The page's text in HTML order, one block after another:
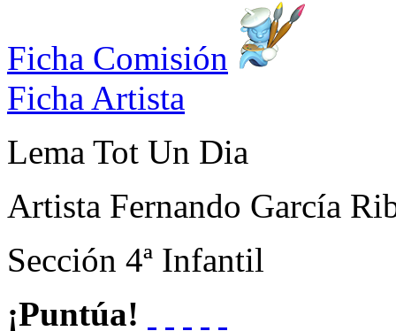
Ficha Comisión
Ficha Artista
Lema Tot Un Dia
Artista Fernando García
Sección 4ª Infantil
¡Puntúa!